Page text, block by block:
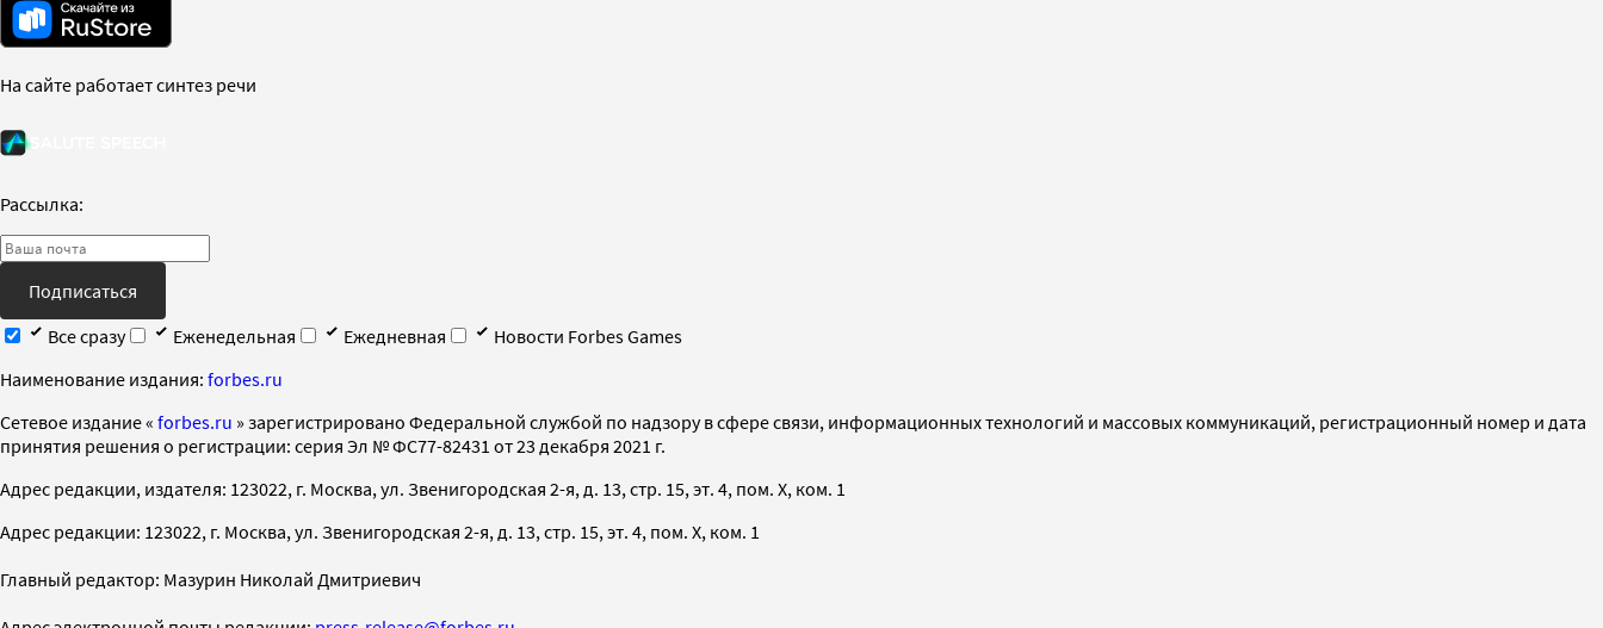
На сайте работает синтез речи
Рассылка:
Подписаться
Все сразу
Еженедельная Ежедневная
Новости Forbes Games
Наименование издания: forbes.ru
Cетевое издание « forbes.ru » зарегистрировано Федеральной службой по надзору в сфере связи, информационных технологий и массовых коммуникаций, регистрационный номер и дата
принятия решения о регистрации: серия Эл № ФС77-82431 от 23 декабря 2021 г.
Адрес редакции, издателя: 123022, г. Москва, ул. Звенигородская 2-я, д. 13, стр. 15, эт. 4, пом. X, ком. 1
Адрес редакции: 123022, г. Москва, ул. Звенигородская 2-я, д. 13, стр. 15, эт. 4, пом. X, ком. 1
Главный редактор: Мазурин Николай Дмитриевич